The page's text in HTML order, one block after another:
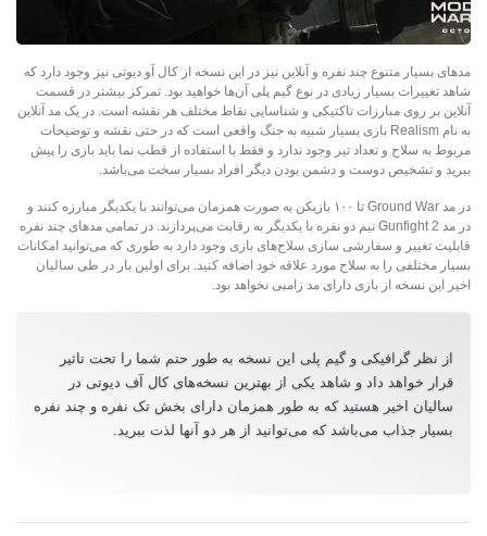
مدهای بسیار متنوع چند نفره و آنلاین نیز در این نسخه از کال آو دیوتی نیز وجود دارد که
شاهد تغییرات بسیار زیادی در نوع گیم پلی آن‌ها خواهید بود. تمرکز بیشتر در قسمت
آنلاین بر روی مبارزات تاکتیکی و شناسایی نقاط مختلف هر نقشه است. در یک مد آنلاین
به نام Realism بازی بسیار شبیه به جنگ واقعی است که در حتی نقشه و توضیحات
مربوط به سلاح و تعداد تیر وجود ندارد و فقط با استفاده از قطب نما باید بازی را پیش
ببرید و تشخیص دوست و دشمن بودن دیگر افراد بسیار سخت می‌باشد.
در مد Ground War تا ۱۰۰ بازیکن به صورت همزمان می‌توانند با یکدیگر مبارزه کنند و
در مد Gunfight 2 تیم دو نفره با یکدیگر به رقابت می‌پردازند. در تمامی مدهای چند نفره
قابلیت تغییر و سفارشی سازی سلاح‌های بازی وجود دارد به طوری که می‌توانید امکانات
بسیار مختلفی را به سلاح مورد علاقه خود اضافه کنید. برای اولین بار در طی سالیان
اخیر این نسخه از بازی دارای مد زامبی نخواهد بود.
از نظر گرافیکی و گیم پلی این نسخه به طور حتم شما را تحت تاثیر
قرار خواهد داد و شاهد یکی از بهترین نسخه‌های کال آف دیوتی در
سالیان اخیر هستید که به طور همزمان دارای بخش تک نفره و چند نفره
بسیار جذاب می‌باشد که می‌توانید از هر دو آنها لذت ببرید.